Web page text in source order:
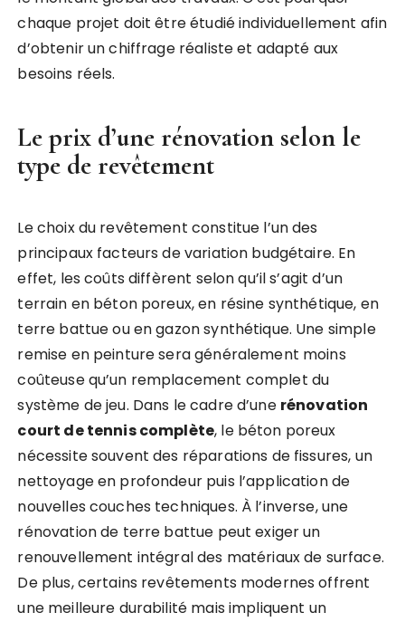
chaque projet doit être étudié individuellement afin
d’obtenir un chiffrage réaliste et adapté aux
besoins réels.
Le prix d’une rénovation selon le
type de revêtement
Le choix du revêtement constitue l’un des
principaux facteurs de variation budgétaire. En
effet, les coûts diffèrent selon qu’il s’agit d’un
terrain en béton poreux, en résine synthétique, en
terre battue ou en gazon synthétique. Une simple
remise en peinture sera généralement moins
coûteuse qu’un remplacement complet du
système de jeu. Dans le cadre d’une rénovation
court de tennis complète, le béton poreux
nécessite souvent des réparations de fissures, un
nettoyage en profondeur puis l’application de
nouvelles couches techniques. À l’inverse, une
rénovation de terre battue peut exiger un
renouvellement intégral des matériaux de surface.
De plus, certains revêtements modernes offrent
une meilleure durabilité mais impliquent un